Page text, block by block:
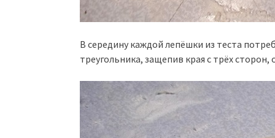
В середину каждой лепёшки из теста
треугольника, защепив края с трёх